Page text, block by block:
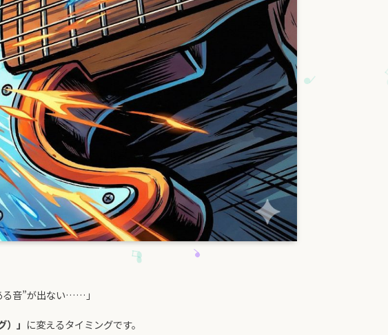
る音”が出ない……」
」 に変えるタイミングです。